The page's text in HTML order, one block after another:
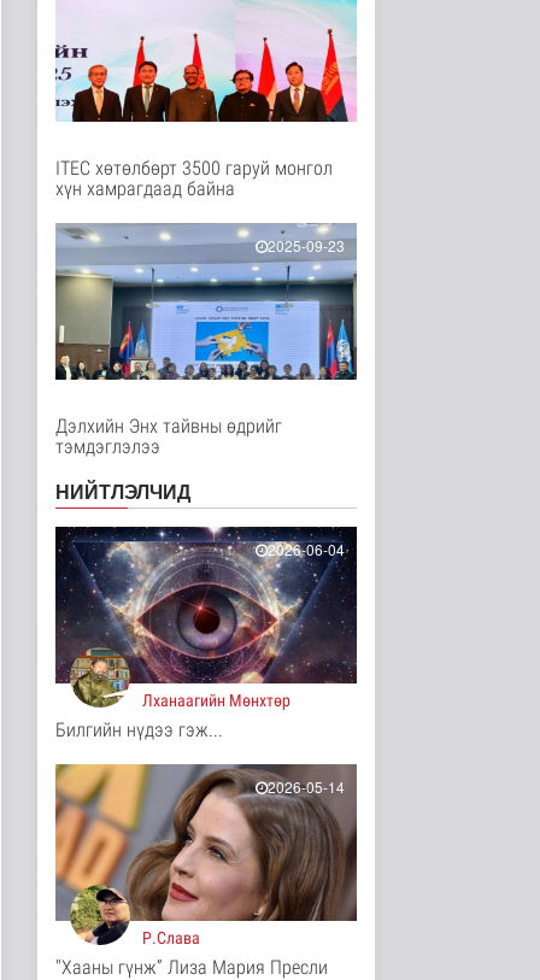
Энтертайнмент
3 цаг 2 минутын өмнө
Унгар Улс эрчим хүчээ
хэмнэх зорилгоор
хязгаарла..
3 цаг 16 минутын өмнө
Явуулын төрийн
үйлчилгээгээр иргэд
жолооны болон..
Нийгэм
3 цаг 20 минутын өмнө
"Нүүдэлчдийн зан үйл,
баатарлаг тууль" эрдэм
шин..
4 цаг 31 минутын өмнө
Н.Монсор д..
4 цаг 36 минутын өмнө
АНУ полисиликон
бүтээгдэхүүнд 15
хувийн тариф но..
Дэлхийд
4 цаг 40 минутын өмнө
Торгоны замын цуваа
6000 гаруй километр
Байгаль орчин
4 цаг 44 минутын өмнө
"ДЦС-3” ТӨХК-ийн нэн
шаардлагатай
“Турбингенерат..
Улс төр
4 цаг 58 минутын өмнө
“Цааснаас чөлөөлье”
ITEC хөтөлбөрт 3500 гаруй монгол
хүн хамрагдаад байна
2025-09-23
Дэлхийн Энх тайвны өдрийг
тэмдэглэлээ
НИЙТЛЭЛЧИД
2026-06-04
Лханаагийн Мөнхтөр
Билгийн нүдээ гэж...
2026-05-14
Р.Слава
"Хааны гүнж” Лиза Мария Пресли